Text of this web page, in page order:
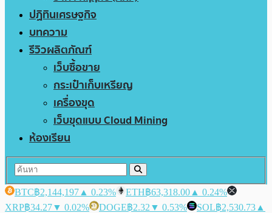
ปฏิทินเศรษฐกิจ
บทความ
รีวิวผลิตภัณฑ์
เว็บซื้อขาย
กระเป๋าเก็บเหรียญ
เครื่องขุด
เว็บขุดแบบ Cloud Mining
ห้องเรียน
BTC฿2,144,197 ▲ 0.23% ETH฿63,318.00 ▲ 0.24%
XRP฿34.27▼ 0.02% DOGE฿2.32 ▼ 0.53% SOL฿2,530.73 ▲